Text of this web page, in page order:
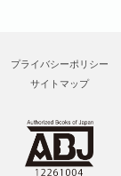
プライバシーポリシー
サイトマップ